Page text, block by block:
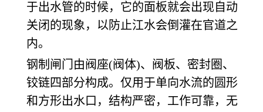
于出水管的时候，它的面板就会出现自动
关闭的现象，以防止江水会倒灌在官道之
内。
钢制闸门由阀座(阀体)、阀板、密封圈、
铰链四部分构成。仅用于单向水流的圆形
和方形出水口，结构严密，工作可靠，无